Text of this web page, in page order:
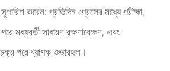
করেন: প্রতিদিন প্রেসের মধ্যে পরীক্ষা,
সাধারণ রক্ষণাবেক্ষণ, এবং
পরে ব্যাপক ওভারহল।